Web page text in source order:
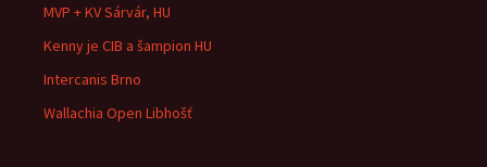
MVP + KV Sárvár, HU
Kenny je CIB a šampion HU
Intercanis Brno
Wallachia Open Libhošť